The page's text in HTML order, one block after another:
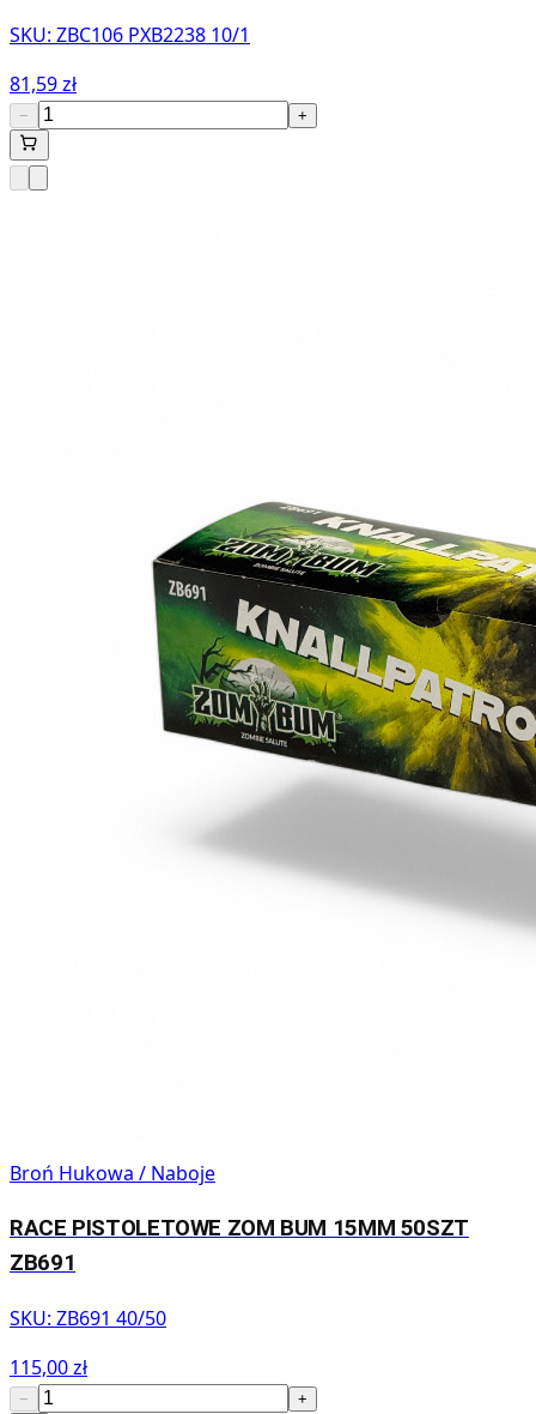
SKU: ZBC106 PXB2238 10/1
81,59 zł
− +
Broń Hukowa / Naboje
RACE PISTOLETOWE ZOM BUM 15MM 50SZT
ZB691
SKU: ZB691 40/50
115,00 zł
− +